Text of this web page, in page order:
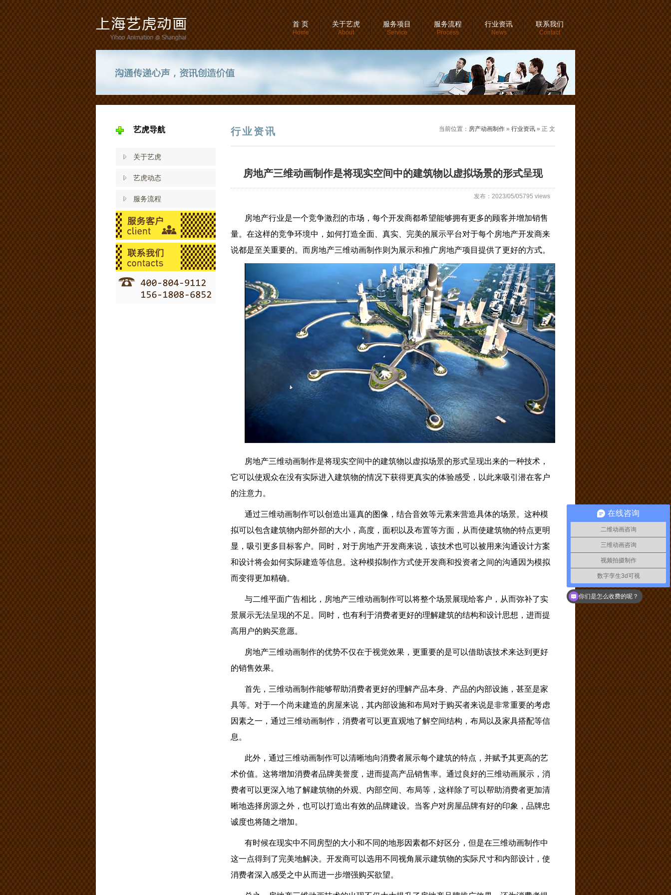
首 页
Home
关于艺虎
About
服务项目
Service
服务流程
Process
行业资讯
News
联系我们
Contact
艺虎导航
关于艺虎
艺虎动态
服务流程
行业资讯 当前位置： 房产动画制作 » 行业资讯 » 正 文
房地产三维动画制作是将现实空间中的建筑物以虚拟场景的形式呈现
发布：2023/05/05795 views
房地产行业是一个竞争激烈的市场，每个开发商都希望能够拥有更多的顾客并增加销售
量。在这样的竞争环境中，如何打造全面、真实、完美的展示平台对于每个房地产开发商来
说都是至关重要的。而房地产三维动画制作则为展示和推广房地产项目提供了更好的方式。
房地产三维动画制作是将现实空间中的建筑物以虚拟场景的形式呈现出来的一种技术，
它可以使观众在没有实际进入建筑物的情况下获得更真实的体验感受，以此来吸引潜在客户
的注意力。
通过三维动画制作可以创造出逼真的图像，结合音效等元素来营造具体的场景。这种模
拟可以包含建筑物内部外部的大小，高度，面积以及布置等方面，从而使建筑物的特点更明
显，吸引更多目标客户。同时，对于房地产开发商来说，该技术也可以被用来沟通设计方案
和设计将会如何实际建造等信息。这种模拟制作方式使开发商和投资者之间的沟通因为模拟
而变得更加精确。
与二维平面广告相比，房地产三维动画制作可以将整个场景展现给客户，从而弥补了实
景展示无法呈现的不足。同时，也有利于消费者更好的理解建筑的结构和设计思想，进而提
高用户的购买意愿。
房地产三维动画制作的优势不仅在于视觉效果，更重要的是可以借助该技术来达到更好
的销售效果。
首先，三维动画制作能够帮助消费者更好的理解产品本身、产品的内部设施，甚至是家
具等。对于一个尚未建造的房屋来说，其内部设施和布局对于购买者来说是非常重要的考虑
因素之一，通过三维动画制作，消费者可以更直观地了解空间结构，布局以及家具搭配等信
息。
此外，通过三维动画制作可以清晰地向消费者展示每个建筑的特点，并赋予其更高的艺
术价值。这将增加消费者品牌美誉度，进而提高产品销售率。通过良好的三维动画展示，消
费者可以更深入地了解建筑物的外观、内部空间、布局等，这样除了可以帮助消费者更加清
晰地选择房源之外，也可以打造出有效的品牌建设。当客户对房屋品牌有好的印象，品牌忠
诚度也将随之增加。
有时候在现实中不同房型的大小和不同的地形因素都不好区分，但是在三维动画制作中
这一点得到了完美地解决。开发商可以选用不同视角展示建筑物的实际尺寸和内部设计，使
消费者深入感受之中从而进一步增强购买欲望。
在线咨询
二维动画咨询
三维动画咨询
视频拍摄制作
数字孪生3d可视
你们是怎么收费的呢？